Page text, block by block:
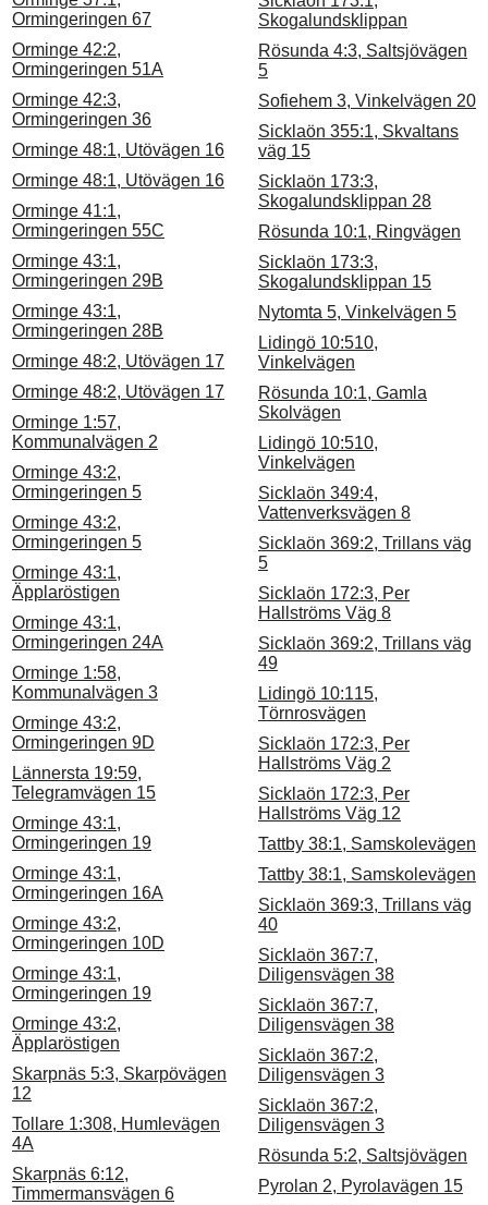
Ormingeringen 67
Orminge 42:2,
Ormingeringen 51A
Orminge 42:3,
Ormingeringen 36
Orminge 48:1, Utövägen 16
Orminge 48:1, Utövägen 16
Orminge 41:1,
Ormingeringen 55C
Orminge 43:1,
Ormingeringen 29B
Orminge 43:1,
Ormingeringen 28B
Orminge 48:2, Utövägen 17
Orminge 48:2, Utövägen 17
Orminge 1:57,
Kommunalvägen 2
Orminge 43:2,
Ormingeringen 5
Orminge 43:2,
Ormingeringen 5
Orminge 43:1,
Äpplaröstigen
Orminge 43:1,
Ormingeringen 24A
Orminge 1:58,
Kommunalvägen 3
Orminge 43:2,
Ormingeringen 9D
Lännersta 19:59,
Telegramvägen 15
Orminge 43:1,
Ormingeringen 19
Orminge 43:1,
Ormingeringen 16A
Orminge 43:2,
Ormingeringen 10D
Orminge 43:1,
Ormingeringen 19
Orminge 43:2,
Äpplaröstigen
Skarpnäs 5:3, Skarpövägen
12
Tollare 1:308, Humlevägen
4A
Skarpnäs 6:12,
Timmermansvägen 6
Skogalundsklippan
Rösunda 4:3, Saltsjövägen
5
Sofiehem 3, Vinkelvägen 20
Sicklaön 355:1, Skvaltans
väg 15
Sicklaön 173:3,
Skogalundsklippan 28
Rösunda 10:1, Ringvägen
Sicklaön 173:3,
Skogalundsklippan 15
Nytomta 5, Vinkelvägen 5
Lidingö 10:510,
Vinkelvägen
Rösunda 10:1, Gamla
Skolvägen
Lidingö 10:510,
Vinkelvägen
Sicklaön 349:4,
Vattenverksvägen 8
Sicklaön 369:2, Trillans väg
5
Sicklaön 172:3, Per
Hallströms Väg 8
Sicklaön 369:2, Trillans väg
49
Lidingö 10:115,
Törnrosvägen
Sicklaön 172:3, Per
Hallströms Väg 2
Sicklaön 172:3, Per
Hallströms Väg 12
Tattby 38:1, Samskolevägen
Tattby 38:1, Samskolevägen
Sicklaön 369:3, Trillans väg
40
Sicklaön 367:7,
Diligensvägen 38
Sicklaön 367:7,
Diligensvägen 38
Sicklaön 367:2,
Diligensvägen 3
Sicklaön 367:2,
Diligensvägen 3
Rösunda 5:2, Saltsjövägen
Pyrolan 2, Pyrolavägen 15